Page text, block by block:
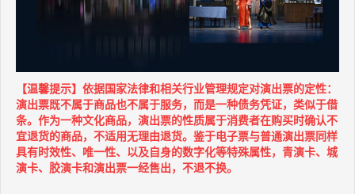
【温馨提示】依据国家法律和相关行业管理规定对演出票的定性：
演出票既不属于商品也不属于服务，而是一种债务凭证，类似于借
条。作为一种文化商品，演出票的性质属于消费者在购买时确认不
宜退货的商品，不适用无理由退货。鉴于电子票与普通演出票同样
具有时效性、唯一性、以及自身的数字化等特殊属性，青演卡、城
演卡、胶演卡和演出票一经售出，不退不换。